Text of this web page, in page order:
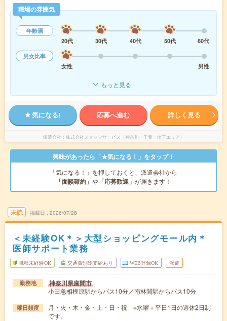
職場の雰囲気
年齢層
20代
30代 40代 50代
60代
男女比率
女性
男性
もっと見る
気になる! 応募へ進む 詳しく見る
派遣会社 株式会社スタッフサービス（神奈川・千葉・埼玉エリア）
興味があったら「★気になる！」をタップ！
「気になる！」を押しておくと、派遣会社から
「面談確約」 や 「応募歓迎」 が届きます！
未読 掲載日 2026/07/28
＜未経験OK＊＞大型ショッピングモール内＊
医師サポート業務
職種未経験OK 交通費別途支給あり WEB登録OK 派遣
勤務地 神奈川県座間市
小田急相模原駅からバス10分／南林間駅からバス10分
曜日頻度
月・火・木・金・土・日・祝 ※水曜＋平日1日の週休2日制
です。